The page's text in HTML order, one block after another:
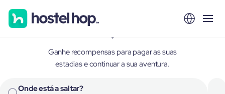
Oaxaca, Mexico
Ganhe recompensas para pagar as suas
estadias e continuar a sua aventura.
Onde está a saltar?